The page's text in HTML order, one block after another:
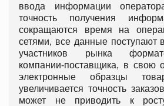
ввода информации
точность получения
сокращаются время на
сетями, все данные поступают
участников рынка
компании-поставщика, в свою
электронные образцы
увеличивается точность
может не приводить к